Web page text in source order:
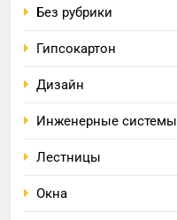
Без рубрики
Гипсокартон
Дизайн
Инженерные системы
Лестницы
Окна